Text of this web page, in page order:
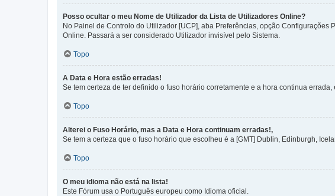
Posso ocultar o meu Nome de Utilizador da Lista de Utilizadores Online?
No Painel de Controlo do Utilizador [UCP], aba Preferências, opção
Online. Passará a ser considerado Utilizador invisível pelo Sistema.
Topo
A Data e Hora estão erradas!
Se tem certeza de ter definido o fuso horário corretamente e a hora continua
Topo
Alterei o Fuso Horário, mas a Data e Hora continuam erradas!,
Se tem a certeza que o fuso horário que escolheu é a [GMT] Dublin, Edinburgh,
Topo
O meu idioma não está na lista!
Este Fórum usa o Português europeu como Idioma oficial.